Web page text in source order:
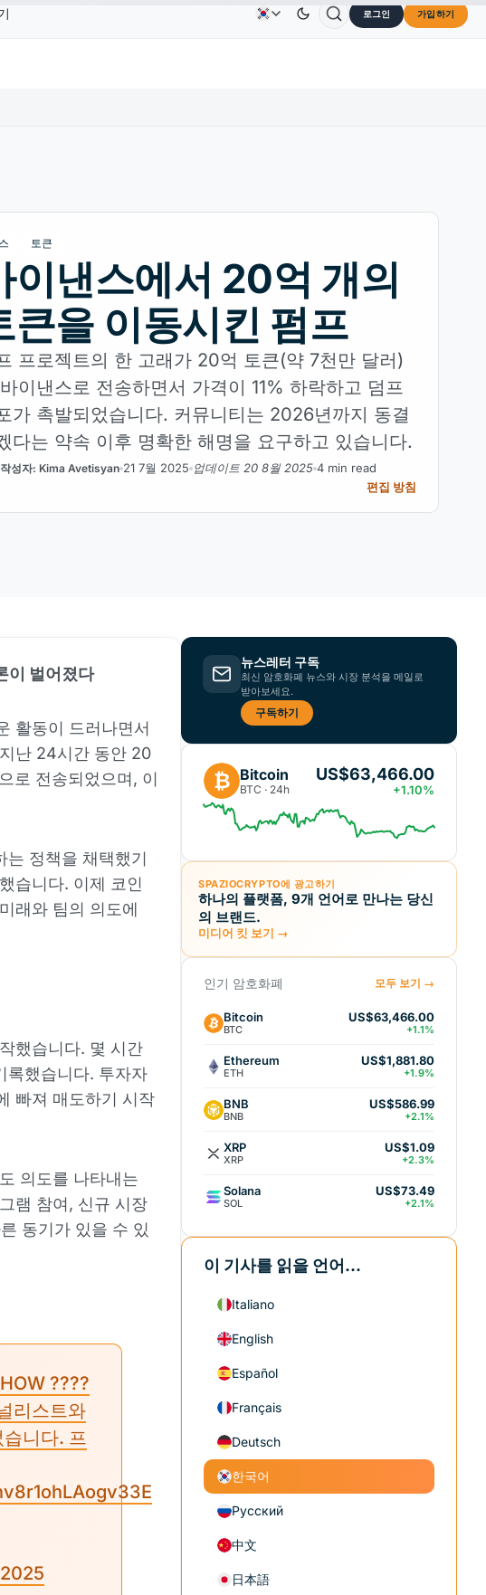
XRP TRON TRXUS$0.3264↓0.30% Dogecoin
회사 소개 로그인 가입하기
토큰
이낸스에서 20억 개의
큰을 이동시킨 펌프
프로젝트의 한 고래가 20억 토큰(약 7천만 달러)
이낸스로 전송하면서 가격이 11% 하락하고 덤프
가 촉발되었습니다. 커뮤니티는 2026년까지 동결
다는 약속 이후 명확한 해명을 요구하고 있습니다.
작성자: Kima Avetisyan 21 7월 2025 업데이트 20 8월 2025 4 min read
편집 방침
이 벌어졌다
활동이 드러나면서
난 24시간 동안 20
로 전송되었으며, 이
정책을 채택했기
습니다. 이제 코인
래와 팀의 의도에
했습니다. 몇 시간
록했습니다. 투자자
빠져 매도하기 시작
의도를 나타내는
램 참여, 신규 시장
동기가 있을 수 있
????
리스트와
니다. 프
뉴스레터 구독
최신 암호화폐 뉴스와 시장 분석을 메일로
받아보세요.
구독하기
₿ Bitcoin
BTC · 24h
US$63,466.00
+1.10%
SPAZIOCRYPTO에 광고하기
하나의 플랫폼, 9개 언어로 만나는 당신
의 브랜드.
미디어 킷 보기 →
인기 암호화폐 모두 보기 →
Bitcoin
BTC
US$63,466.00
+1.1%
Ethereum
ETH
US$1,881.80
+1.9%
BNB
BNB
US$586.99
+2.1%
XRP
XRP
US$1.09
+2.3%
Solana
SOL
US$73.49
+2.1%
이 기사를 읽을 언어...
Italiano
English
Español
Français
Deutsch
한국어
Русский
中文
日本語